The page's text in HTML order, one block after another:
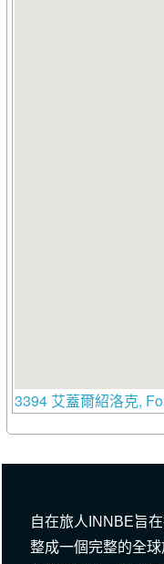
3394 艾蓋爾紹洛克,
自在旅人INNBE旨
整成一個完整的全